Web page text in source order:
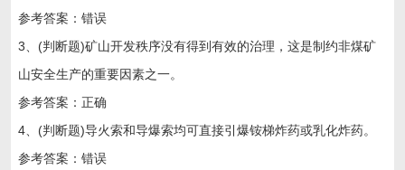
参考答案：错误
3、(判断题)矿山开发秩序没有得到有效的治理，这是制约非煤矿
山安全生产的重要因素之一。
参考答案：正确
4、(判断题)导火索和导爆索均可直接引爆铵梯炸药或乳化炸药。
参考答案：错误